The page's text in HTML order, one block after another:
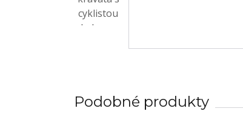
Podobné produkty